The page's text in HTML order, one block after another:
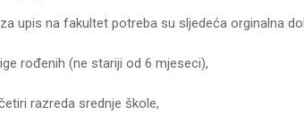
upis na fakultet potreba su sljedeća orginalna
rođenih (ne stariji od 6 mjeseci),
razreda srednje škole,